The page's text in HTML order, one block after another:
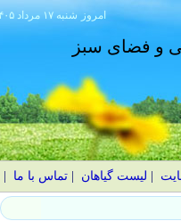
۱۴۰۵ شنبه ۱۷ مرداد امروز
و فضای سبز
لیست گیاهان |تماس با ما